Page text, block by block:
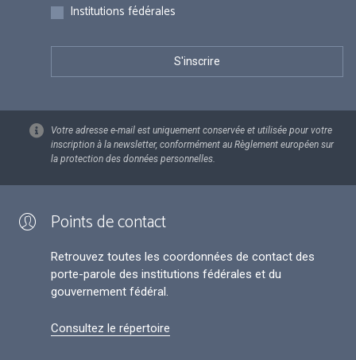
Institutions fédérales
Votre adresse e-mail est uniquement conservée et utilisée pour votre
inscription à la newsletter, conformément au Règlement européen sur
la protection des données personnelles.
Points de contact
Retrouvez toutes les coordonnées de contact des
porte-parole des institutions fédérales et du
gouvernement fédéral.
Consultez le répertoire